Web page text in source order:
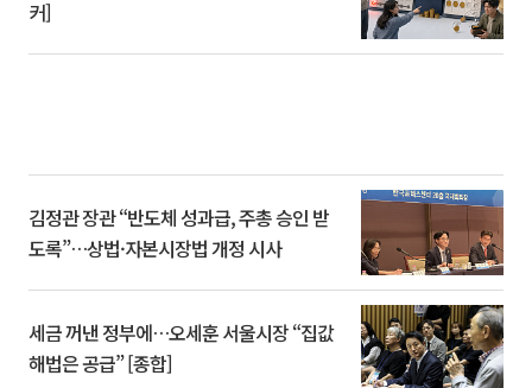
커]
김정관 장관 “반도체 성과급, 주총 승인 받
도록”…상법·자본시장법 개정 시사
세금 꺼낸 정부에…오세훈 서울시장 “집값
해법은 공급” [종합]